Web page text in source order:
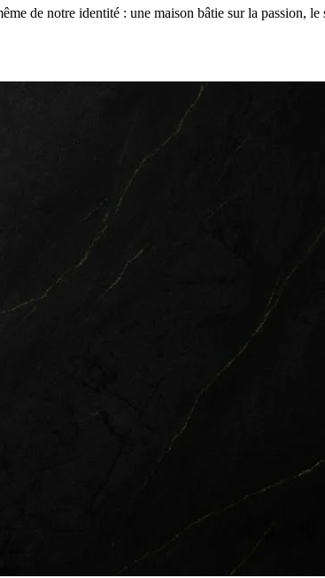
de notre identité : une maison bâtie sur la passion,